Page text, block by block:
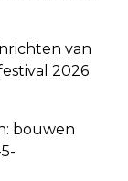
van
2026
bouwen